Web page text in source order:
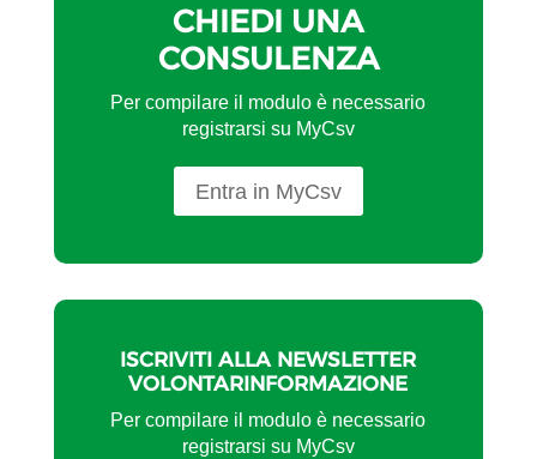
CHIEDI UNA
CONSULENZA
Per compilare il modulo è necessario
registrarsi su MyCsv
Entra in MyCsv
ISCRIVITI ALLA NEWSLETTER
VOLONTARINFORMAZIONE
Per compilare il modulo è necessario
registrarsi su MyCsv